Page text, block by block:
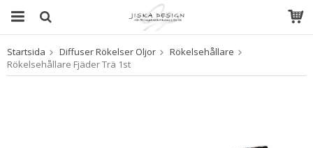
Produkten har blivit tillagd i varukorgen
Startsida Diffuser Rökelser Oljor
Rökelsehållare
Rökelsehållare Fjäder Trä 1st